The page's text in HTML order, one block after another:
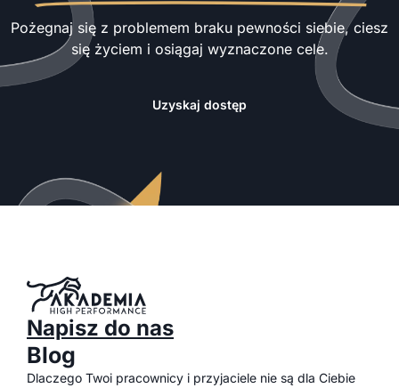
Pożegnaj się z problemem braku pewności siebie, ciesz
się życiem i osiągaj wyznaczone cele.
Uzyskaj dostęp
Napisz do nas
Blog
Dlaczego Twoi pracownicy i przyjaciele nie są dla Ciebie